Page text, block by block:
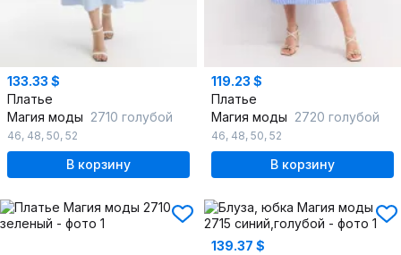
133.33 $
Платье
Магия моды 2710 голубой
46, 48, 50, 52
В корзину
119.23 $
Платье
Магия моды 2720 голубой
46, 48, 50, 52
В корзину
139.37 $